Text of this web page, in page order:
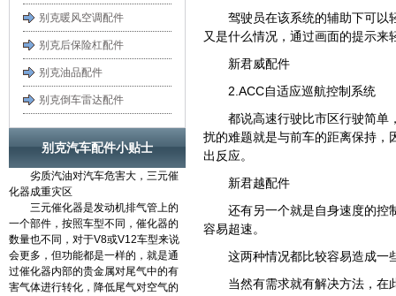
别克暖风空调配件
别克后保险杠配件
别克油品配件
别克倒车雷达配件
别克汽车配件小贴士
劣质汽油对汽车危害大，三元催
化器成重灾区
三元催化器是发动机排气管上的
一个部件，按照车型不同，催化器的
数量也不同，对于V8或V12车型来说
会更多，但功能都是一样的，就是通
过催化器内部的贵金属对尾气中的有
害气体进行转化，降低尾气对空气的
驾驶员在该系统的辅助下可以
又是什么情况，通过画面的提示
新君威配件
2.ACC自适应巡航控制系统
都说高速行驶比市区行驶简单
扰的难题就是与前车的距离保持，
出反应。
新君越配件
还有另一个就是自身速度的控
容易超速。
这两种情况都比较容易造成一
当然有需求就有解决方法，在